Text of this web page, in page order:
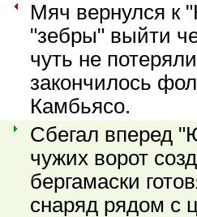
Мяч вернулся к
"зебры" выйти
чуть не
закончилось
Камбьясо.
Сбегал вперед
чужих ворот
бергамаски
снаряд рядом с